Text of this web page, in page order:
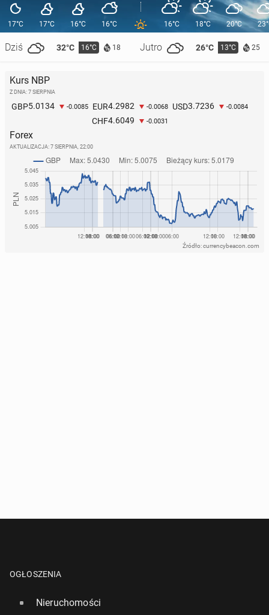
17°C
Dziś 32°C 16°C 18 Jutro 26°C 13°C 25
17°C 16°C 16°C 16°C 18°C 20°C
Kurs NBP
Z DNIA: 7 SIERPNIA
GBP5.0134 -0.0085 EUR4.2982 -0.0068 USD3.7236 -0.0084
CHF4.6049 -0.0031
Forex
AKTUALIZACJA: 7 SIERPNIA, 22:00
Źródło: currencybeacon.com
OGŁOSZENIA
Nieruchomości